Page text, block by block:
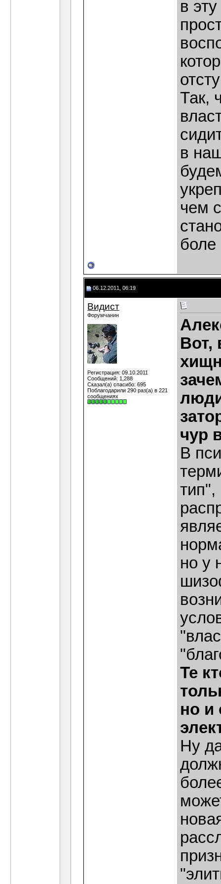
в
Так,
в
чем
06.12.2011, 06:19
Видист
Форумчанин
Регистрация: 09.10.2011
Сообщений: 1,288
Сказал(а) спасибо: 695
Поблагодарили 290 раз(а) в 221
сообщениях
Вот,
чур
В
тип",
но у
Те
но и
Ну